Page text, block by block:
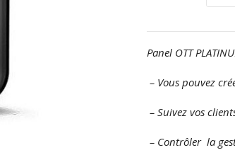
Panel OTT
– Vous pouvez
– Suivez vos
– Contrôler la